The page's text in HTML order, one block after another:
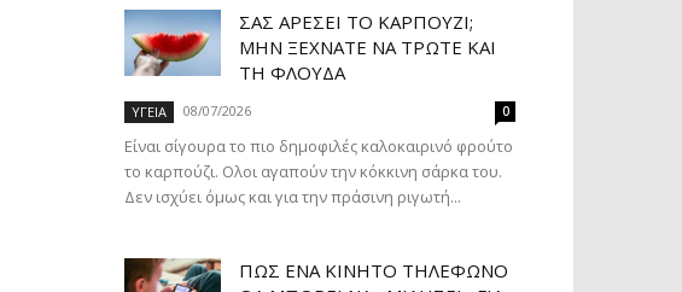
ΣΑΣ ΑΡΈΣΕΙ ΤΟ ΚΑΡΠΟΎΖΙ;
ΜΗΝ ΞΕΧΝΆΤΕ ΝΑ ΤΡΏΤΕ ΚΑΙ
ΤΗ ΦΛΟΎΔΑ
ΥΓΕΙΑ 08/07/2026 0
Eίναι σίγουρα το πιο δημοφιλές καλοκαιρινό φρούτο
το καρπούζι. Ολοι αγαπούν την κόκκινη σάρκα του.
Δεν ισχύει όμως και για την πράσινη ριγωτή...
ΠΏΣ ΈΝΑ ΚΙΝΗΤΌ ΤΗΛΈΦΩΝΟ